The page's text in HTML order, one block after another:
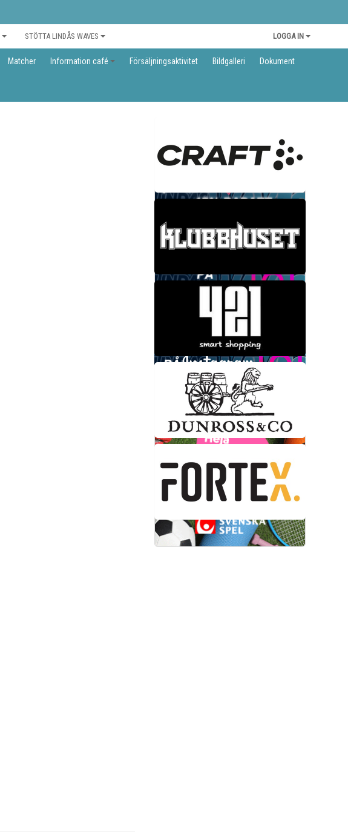
STÖTTA LINDÅS WAVES LOGGA IN
Matcher Information café Försäljningsaktivitet Bildgalleri Dokument